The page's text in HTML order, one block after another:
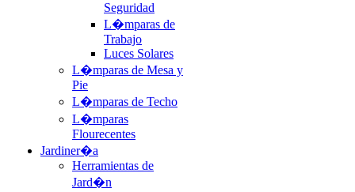
Seguridad
L�mparas de
Trabajo
Luces Solares
L�mparas de Mesa y
Pie
L�mparas de Techo
L�mparas
Flourecentes
Jardiner�a
Herramientas de
Jard�n